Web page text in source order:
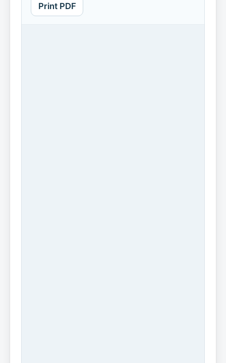
Print PDF